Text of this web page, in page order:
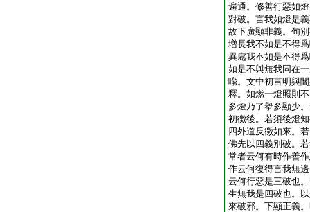
遍通。修善行惡如
對破。言我如燈是
故下廣顯非義。句
増長我不如是不得
異處我不如是不得
如是不與無我同在
喩。文中初言明與
釋。如燃一燈照則
多燈乃了擧多顯少
初徴後。若須後燈
四外道反徴如來。
佛先以四義別破。
常者云何有時作善
作云何復得言我無
云何行惡是三破也
生無我是四破也。
來破邪。下顯正義